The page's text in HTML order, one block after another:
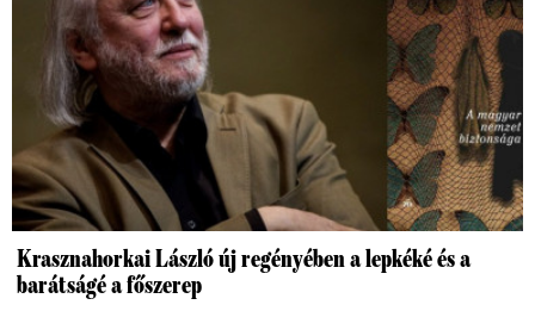
Krasznahorkai László új regényében a lepkéké és a
barátságé a főszerep